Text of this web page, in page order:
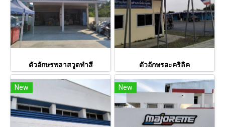
ตัวอักษรพลาสวูดทำสี ตัวอักษรอะคริลิค
New New